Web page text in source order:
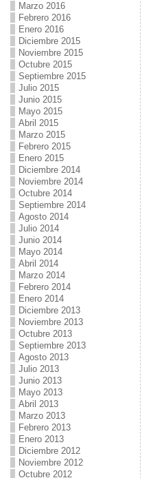
Marzo 2016
Febrero 2016
Enero 2016
Diciembre 2015
Noviembre 2015
Octubre 2015
Septiembre 2015
Julio 2015
Junio 2015
Mayo 2015
Abril 2015
Marzo 2015
Febrero 2015
Enero 2015
Diciembre 2014
Noviembre 2014
Octubre 2014
Septiembre 2014
Agosto 2014
Julio 2014
Junio 2014
Mayo 2014
Abril 2014
Marzo 2014
Febrero 2014
Enero 2014
Diciembre 2013
Noviembre 2013
Octubre 2013
Septiembre 2013
Agosto 2013
Julio 2013
Junio 2013
Mayo 2013
Abril 2013
Marzo 2013
Febrero 2013
Enero 2013
Diciembre 2012
Noviembre 2012
Octubre 2012